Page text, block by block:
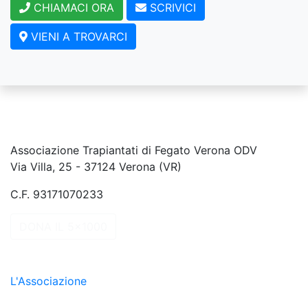
CHIAMACI ORA SCRIVICI
VIENI A TROVARCI
Associazione Trapiantati di Fegato Verona ODV
Via Villa, 25 - 37124 Verona (VR)
C.F. 93171070233
L'Associazione